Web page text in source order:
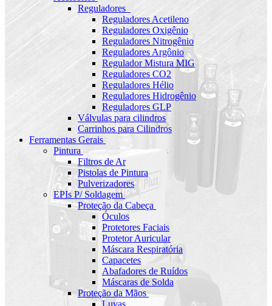
Reguladores
Reguladores Acetileno
Reguladores Oxigênio
Reguladores Nitrogênio
Reguladores Argônio
Regulador Mistura MIG
Reguladores CO2
Reguladores Hélio
Reguladores Hidrogênio
Reguladores GLP
Válvulas para cilindros
Carrinhos para Cilindros
Ferramentas Gerais
Pintura
Filtros de Ar
Pistolas de Pintura
Pulverizadores
EPIs P/ Soldagem
Proteção da Cabeça
Óculos
Protetores Faciais
Protetor Auricular
Máscara Respiratória
Capacetes
Abafadores de Ruídos
Máscaras de Solda
Proteção da Mãos